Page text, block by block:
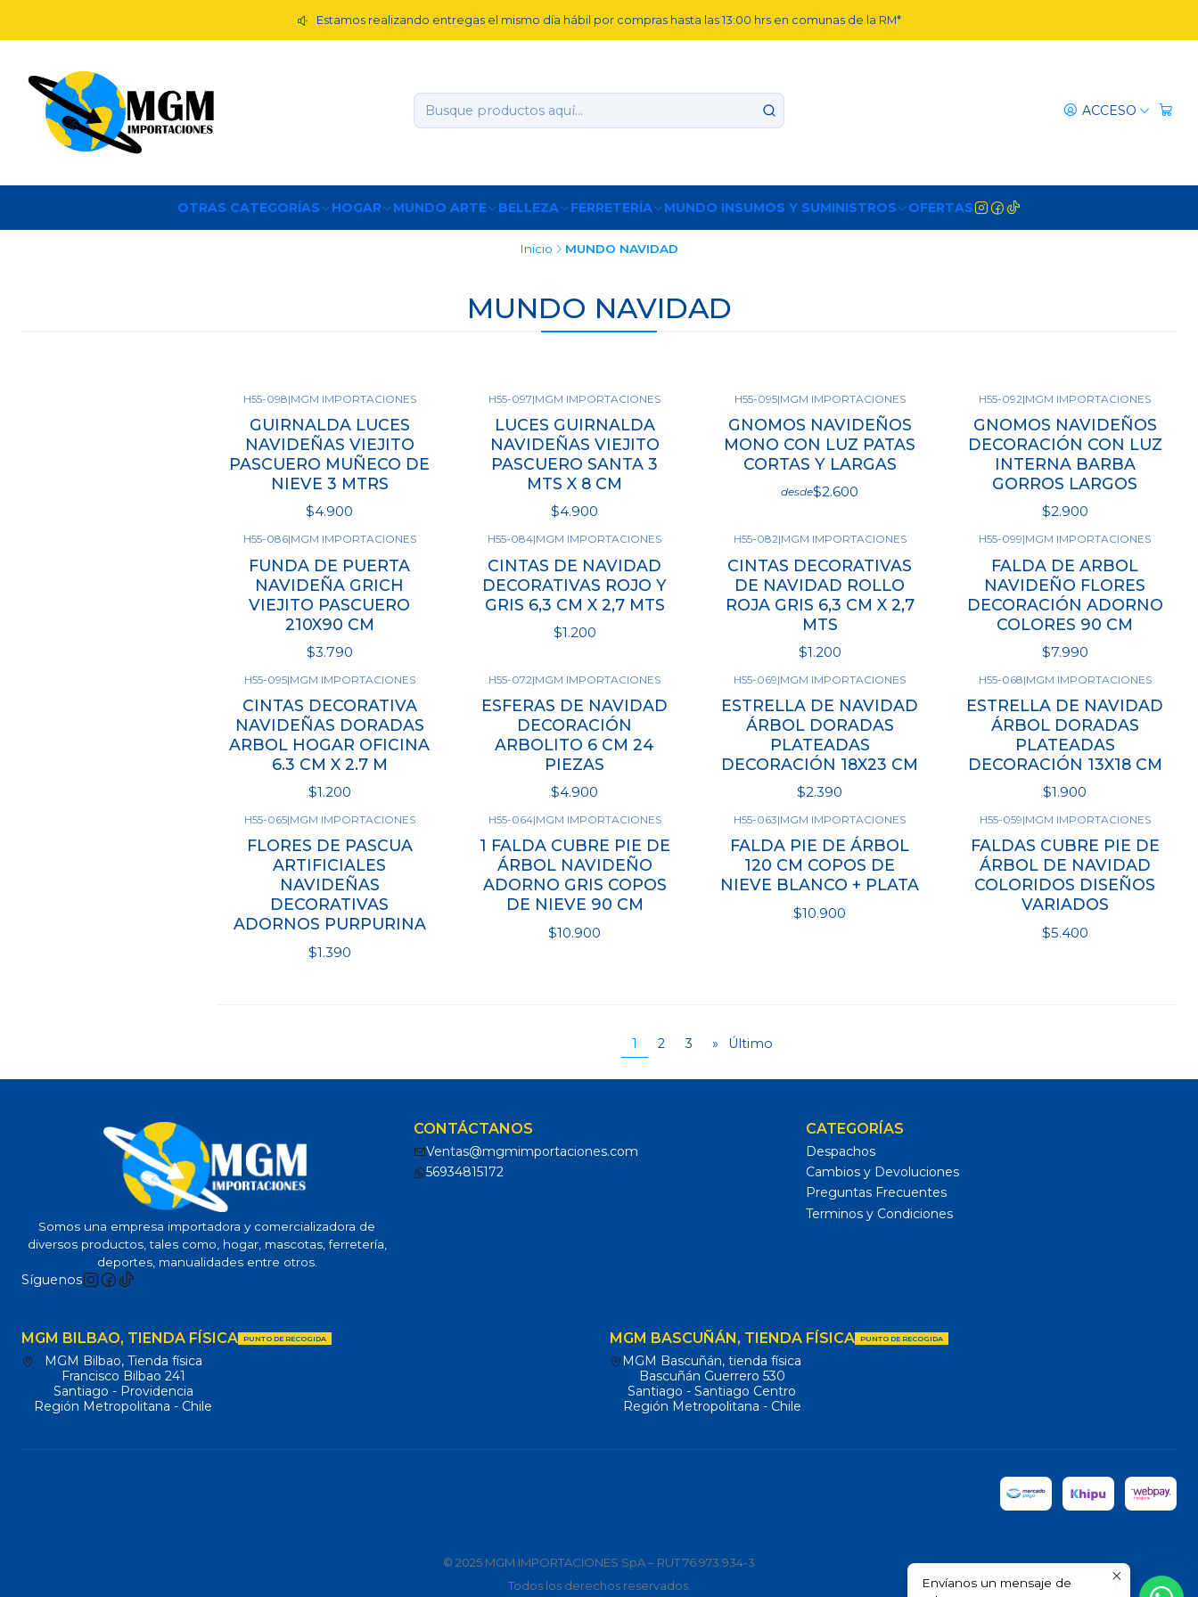
ACCESO
OTRAS CATEGORÍAS HOGAR MUNDO ARTE BELLEZA FERRETERÍA MUNDO INSUMOS Y SUMINISTROS OFERTAS
Estamos realizando entregas el mismo día hábil por compras hasta las 13:00 hrs en comunas de la RM*
Inicio MUNDO NAVIDAD
MUNDO NAVIDAD
H55-098|MGM IMPORTACIONES
GUIRNALDA LUCES
NAVIDEÑAS VIEJITO
PASCUERO MUÑECO DE
NIEVE 3 MTRS
$4.900
Cantidad
H55-097|MGM IMPORTACIONES
LUCES GUIRNALDA
NAVIDEÑAS VIEJITO
PASCUERO SANTA 3
MTS X 8 CM
$4.900
Cantidad
H55-095|MGM IMPORTACIONES
GNOMOS NAVIDEÑOS
MONO CON LUZ PATAS
CORTAS Y LARGAS
desde$2.600
Ver opciones
H55-092|MGM IMPORTACIONES
GNOMOS NAVIDEÑOS
DECORACIÓN CON LUZ
INTERNA BARBA
GORROS LARGOS
$2.900
Ver opciones
H55-086|MGM IMPORTACIONES
FUNDA DE PUERTA
NAVIDEÑA GRICH
VIEJITO PASCUERO
210X90 CM
$3.790
Ver opciones
H55-084|MGM IMPORTACIONES
CINTAS DE NAVIDAD
DECORATIVAS ROJO Y
GRIS 6,3 CM X 2,7 MTS
$1.200
Ver opciones
H55-082|MGM IMPORTACIONES
CINTAS DECORATIVAS
DE NAVIDAD ROLLO
ROJA GRIS 6,3 CM X 2,7
MTS
$1.200
Ver opciones
H55-099|MGM IMPORTACIONES
FALDA DE ARBOL
NAVIDEÑO FLORES
DECORACIÓN ADORNO
COLORES 90 CM
$7.990
Ver opciones
H55-095|MGM IMPORTACIONES
CINTAS DECORATIVA
NAVIDEÑAS DORADAS
ARBOL HOGAR OFICINA
6.3 CM X 2.7 M
$1.200
Ver opciones
H55-072|MGM IMPORTACIONES
ESFERAS DE NAVIDAD
DECORACIÓN
ARBOLITO 6 CM 24
PIEZAS
$4.900
Ver opciones
H55-069|MGM IMPORTACIONES
ESTRELLA DE NAVIDAD
ÁRBOL DORADAS
PLATEADAS
DECORACIÓN 18X23 CM
$2.390
Ver opciones
H55-068|MGM IMPORTACIONES
ESTRELLA DE NAVIDAD
ÁRBOL DORADAS
PLATEADAS
DECORACIÓN 13X18 CM
$1.900
Ver opciones
H55-065|MGM IMPORTACIONES
FLORES DE PASCUA
ARTIFICIALES
NAVIDEÑAS
DECORATIVAS
ADORNOS PURPURINA
$1.390
H55-064|MGM IMPORTACIONES
1 FALDA CUBRE PIE DE
ÁRBOL NAVIDEÑO
ADORNO GRIS COPOS
DE NIEVE 90 CM
$10.900
H55-063|MGM IMPORTACIONES
FALDA PIE DE ÁRBOL
120 CM COPOS DE
NIEVE BLANCO + PLATA
$10.900
H55-059|MGM IMPORTACIONES
FALDAS CUBRE PIE DE
ÁRBOL DE NAVIDAD
COLORIDOS DISEÑOS
VARIADOS
$5.400
1 2 3 » Último
Somos una empresa importadora y comercializadora de
diversos productos, tales como, hogar, mascotas, ferretería,
deportes, manualidades entre otros.
Síguenos
CONTÁCTANOS
Ventas@mgmimportaciones.com
56934815172
CATEGORÍAS
Despachos
Cambios y Devoluciones
Preguntas Frecuentes
Terminos y Condiciones
MGM BILBAO, TIENDA FÍSICA PUNTO DE RECOGIDA
MGM Bilbao, Tienda física
Francisco Bilbao 241
Santiago - Providencia
Región Metropolitana - Chile
MGM BASCUÑÁN, TIENDA FÍSICA PUNTO DE RECOGIDA
MGM Bascuñán, tienda física
Bascuñán Guerrero 530
Santiago - Santiago Centro
Región Metropolitana - Chile
© 2025 MGM IMPORTACIONES SpA – RUT 76.973.934-3
Todos los derechos reservados.
Envíanos un mensaje de